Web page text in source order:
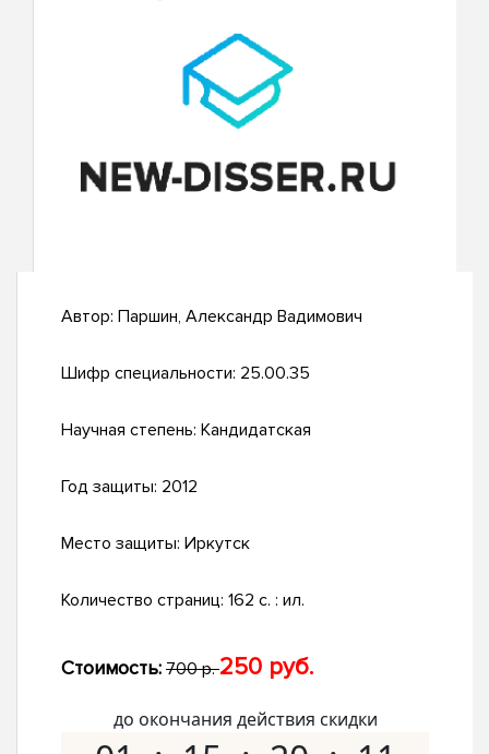
Автор: Паршин, Александр Вадимович
Шифр специальности: 25.00.35
Научная степень: Кандидатская
Год защиты: 2012
Место защиты: Иркутск
Количество страниц: 162 с. : ил.
Стоимость: 700 р.250 руб.
до окончания действия скидки